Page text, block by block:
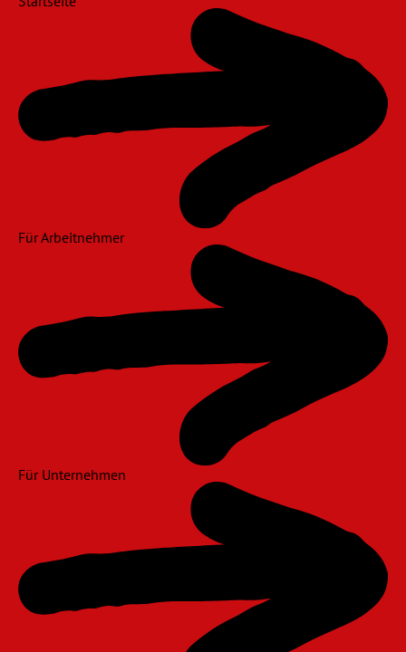
Für Arbeitnehmer
Für Unternehmen